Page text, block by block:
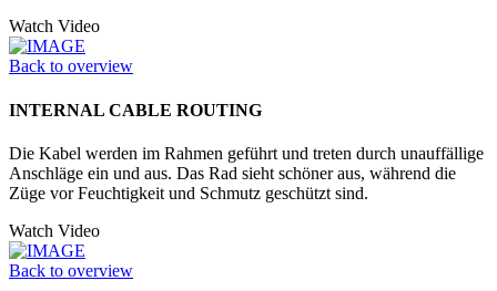
Watch Video
Back to overview
INTERNAL CABLE ROUTING
Die Kabel werden im Rahmen geführt und treten durch unauffällige
Anschläge ein und aus. Das Rad sieht schöner aus, während die
Züge vor Feuchtigkeit und Schmutz geschützt sind.
Watch Video
Back to overview